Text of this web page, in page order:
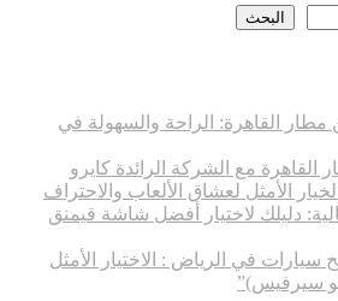
البحث
القاهرة: الراحة والسهولة في
القاهرة مع الشركة الرائدة كايرو
دليلك لاختيار أفضل شاشة قيمنق
في الرياض : الاختيار الأمثل
سيرفيس)”